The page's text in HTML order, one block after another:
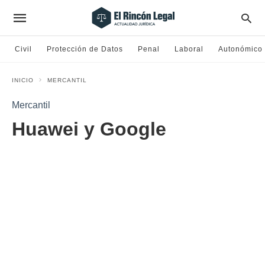
Civil Protección de Datos Penal Laboral Autonómico
INICIO MERCANTIL
Mercantil
Huawei y Google